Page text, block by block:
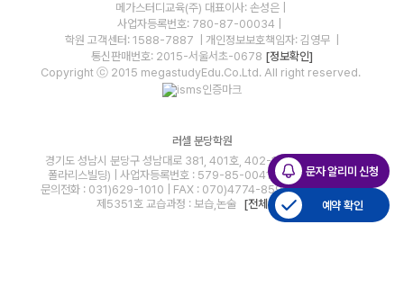
문자 알리미 신청
예약 확인
메가스터디교육(주) 대표이사: 손성은 |
사업자등록번호: 780-87-00034
학원 고객센터: 1588-7887
| 개인정보보호책임자: 김영무
통신판매번호: 2015-서울서초-0678 [정보확인]
Copyright ⓒ 2015 megastudyEdu.Co.Ltd. All right reserved.
러셀 분당학원
경기도 성남시 분당구 성남대로 381, 401호, 402-1호, 403호(정자동,
폴라리스빌딩) | 사업자등록번호 : 579-85-00411 | 대표자 : 임광현
문의전화 : 031)629-1010 | FAX : 070)4774-8598 | 학원등록번호 :
제5351호 교습과정 : 보습,논술
[전체 보기 ]